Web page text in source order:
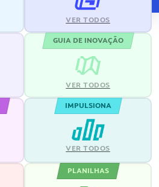
VER TODOS
GUIA DE INOVAÇÃO
VER TODOS
IMPULSIONA
VER TODOS
PLANILHAS